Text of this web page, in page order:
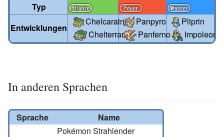
Typ
Entwicklungen
Chelcarain
Chelterrar
Panpyro
Panferno
Pliprin
Impoleon
In anderen Sprachen
Sprache Name
Pokémon Strahlender